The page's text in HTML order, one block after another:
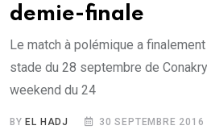
demie-finale
Le match à polémique a
stade du 28 septembre de
weekend du 24
BY EL HADJ 30 SEPTEMBRE 2016